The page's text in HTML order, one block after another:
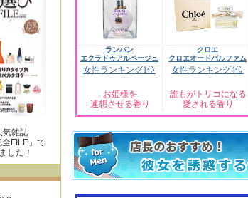
ランバン
エクラドゥアルページュ
女性ランキング1位
お姫様を
連想させる香り
クロエ
クロエオードパルファム
女性ランキング4位
誰もがトリコになる
愛される香り
気雑誌
全FILE」で
した！